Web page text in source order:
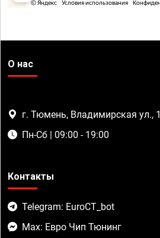
О нас
г. Тюмень, Владимирская ул., 1
Пн-Сб | 09:00 - 19:00
Контакты
Telegram: EuroCT_bot
Max: Евро Чип Тюнинг